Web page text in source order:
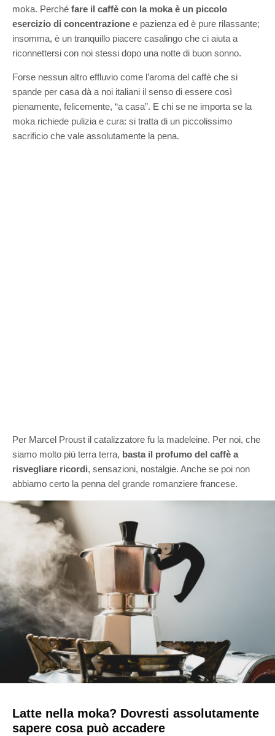
moka. Perché fare il caffè con la moka è un piccolo
esercizio di concentrazione e pazienza ed è pure rilassante;
insomma, è un tranquillo piacere casalingo che ci aiuta a
riconnettersi con noi stessi dopo una notte di buon sonno.
Forse nessun altro effluvio come l’aroma del caffè che si
spande per casa dà a noi italiani il senso di essere così
pienamente, felicemente, “a casa”. E chi se ne importa se la
moka richiede pulizia e cura: si tratta di un piccolissimo
sacrificio che vale assolutamente la pena.
Per Marcel Proust il catalizzatore fu la madeleine. Per noi, che
siamo molto più terra terra, basta il profumo del caffè a
risvegliare ricordi, sensazioni, nostalgie. Anche se poi non
abbiamo certo la penna del grande romanziere francese.
Latte nella moka? Dovresti assolutamente
sapere cosa può accadere